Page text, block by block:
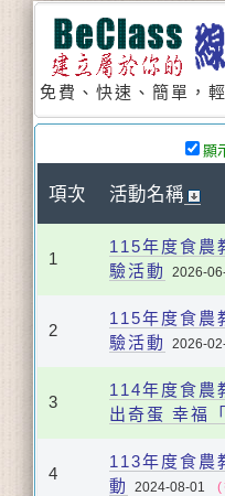
免費、快速、簡單，
顯
項次 活動名稱
1
115年度食農
驗活動
2026-
2
115年度食農
驗活動
2026-
3
114年度食農
出奇蛋 幸福
4
113年度食農
動
2024-08-01 (